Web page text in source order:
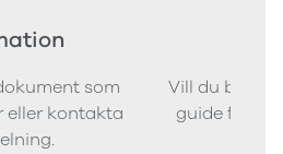
som
eller kontakta
Vill du
guide för